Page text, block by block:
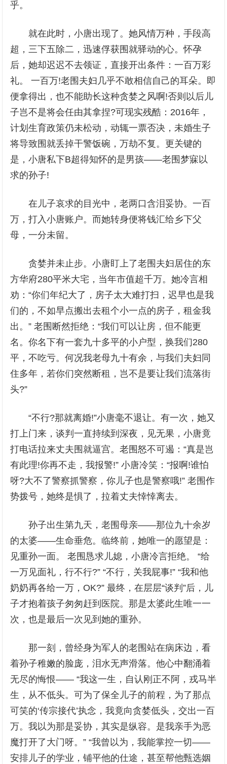
乎。
就在此时，小唐出现了。她风情万种，手段高
超，三下五除二，迅速俘获围就驿动的心。怀孕
后，她却迟迟不去领证，直接开出条件：一百万彩
礼。 一百万!老围夫妇几乎不敢相信自己的耳朵。即
便拿得出，也不能助长这种贪婪之风啊!否则以后儿
子岂不是将会任由其拿捏?可现实残酷：2016年，
计划生育政策仍未松动，动辄一票否决，未婚生子
将导致围就丢掉干警饭碗，万劫不复。更关键的
是，小唐私下B超得知怀的是男孩——老围梦寐以
求的孙子!
在儿子哀求的目光中，老两口含泪妥协。一百
万，打入小唐账户。而她转身便将钱汇给乡下父
母，一分未留。
贪婪并未止步。小唐盯上了老围夫妇居住的东
方华府280平米大宅，当年市值超千万。她冷言相
劝：“你们年纪大了，房子太大难打扫，迟早也是我
们的，不如早点搬出去租个小一点的房子，租金我
出。” 老围断然拒绝：“我们可以让房，但不能更
名。你名下有一套九十多平的小户型，换我们280
平，不吃亏。何况我老母九十有余，与我们夫妇同
住多年，若你们突然断租，岂不是要让我们流落街
头?”
“不行?那就离婚!”小唐毫不退让。有一次，她又
打上门来，谈判一直持续到深夜，见无果，小唐竟
打电话拉来丈夫围就逼宫。老围怒不可遏：“真是岂
有此理!你再不走，我报警!” 小唐冷笑：“报啊!谁怕
呀?大不了警察抓警察，你儿子也是警察哦!” 老围作
势拨号，她终是惧了，拉着丈夫悻悻离去。
孙子出生第九天，老围母亲——那位九十余岁
的太婆——生命垂危。临终前，她唯一的愿望是：
见重孙一面。 老围恳求儿媳，小唐冷言拒绝。 “给
一万见面礼，行不行?” “不行，关我屁事!” “我和他
奶奶再各给一万，OK?” 最终，在层层“谈判”后，儿
子才抱着孩子匆匆赶到医院。那是太婆此生唯一一
次，也是最后一次见到她的重孙。
那一刻，曾经身为军人的老围站在病床边，看
着孙子稚嫩的脸庞，泪水无声滑落。他心中翻涌着
无尽的悔恨—— “我这一生，自认刚正不阿，戎马半
生，从不低头。可为了保全儿子的前程，为了那点
可笑的‘传宗接代’执念，我竟向贪婪低头，交出一百
万。我以为那是妥协，其实是纵容。是我亲手为恶
魔打开了大门呀。” “我曾以为，我能掌控一切——
安排儿子的学业，铺平他的仕途，甚至帮他甄选姻